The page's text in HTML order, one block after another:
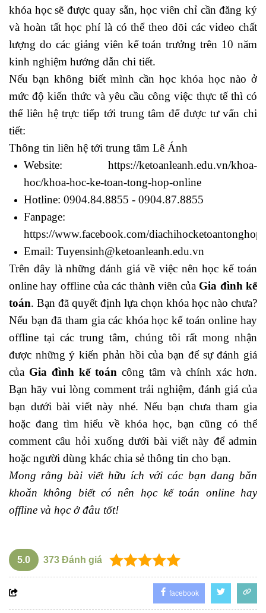
khóa học sẽ được quay sẵn, học viên chỉ cần đăng ký
và hoàn tất học phí là có thể theo dõi các video chất
lượng do các giảng viên kế toán trưởng trên 10 năm
kinh nghiệm hướng dẫn chi tiết.
Nếu bạn không biết mình cần học khóa học nào ở
mức độ kiến thức và yêu cầu công việc thực tế thì có
thể liên hệ trực tiếp tới trung tâm để được tư vấn chi
tiết:
Thông tin liên hệ tới trung tâm Lê Ánh
Website: https://ketoanleanh.edu.vn/khoa-
hoc/khoa-hoc-ke-toan-tong-hop-online
Hotline: 0904.84.8855 - 0904.87.8855
Fanpage:
https://www.facebook.com/
Email: Tuyensinh@ketoanleanh.edu.vn
Trên đây là những đánh giá về việc nên học kế toán
online hay offline của các thành viên của Gia đình kế
toán. Bạn đã quyết định lựa chọn khóa học nào chưa?
Nếu bạn đã tham gia các khóa học kế toán online hay
offline tại các trung tâm, chúng tôi rất mong nhận
được những ý kiến phản hồi của bạn để sự đánh giá
của Gia đình kế toán công tâm và chính xác hơn.
Bạn hãy vui lòng comment trải nghiệm, đánh giá của
bạn dưới bài viết này nhé. Nếu bạn chưa tham gia
hoặc đang tìm hiểu về khóa học, bạn cũng có thể
comment câu hỏi xuống dưới bài viết này để admin
hoặc người dùng khác chia sẻ thông tin cho bạn.
Mong rằng bài viết hữu ích với các bạn đang băn
khoăn không biết có nên học kế toán online hay
offline và học ở đâu tốt!
5.0 373 Đánh giá
facebook